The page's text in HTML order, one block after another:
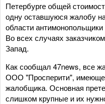
Петербурге общей
одну оставшуюся жалобу
области
Во всех случаях
Запад.
Как сообщал 47news, все
ООО "Просперити",
жалобщика. Основная
слишком крупные и их